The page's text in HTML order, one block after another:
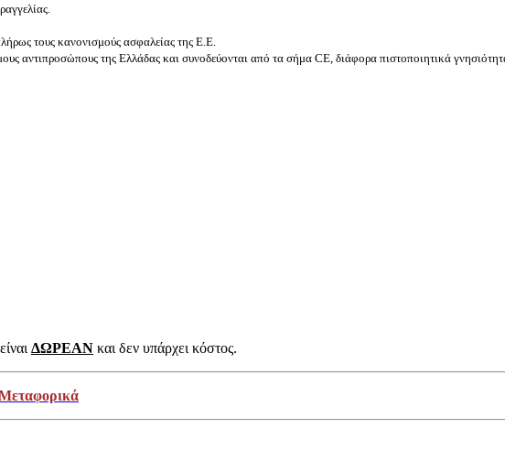
τους κανονισμούς ασφαλείας της Ε.Ε.
αντιπροσώπους της Ελλάδας και συνοδεύονται από τα σήμα CE, διάφορα πιστοποιητικά
ΔΩΡΕΑΝ και δεν υπάρχει κόστος.